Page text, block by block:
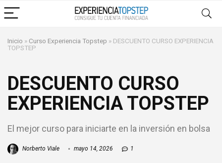
Inicio » Curso Experiencia Topstep » DESCUENTO CURSO EXPERIENCIA
TOPSTEP
DESCUENTO CURSO
EXPERIENCIA TOPSTEP
El mejor curso para iniciarte en la inversión en bolsa
Norberto Viale mayo 14, 2026 1